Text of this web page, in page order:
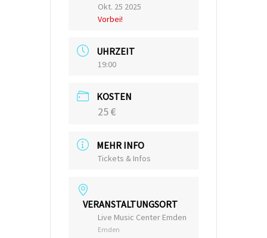
Okt. 25 2025
Vorbei!
UHRZEIT
19:00
KOSTEN
25 €
MEHR INFO
Tickets & Infos
VERANSTALTUNGSORT
Live Music Center Emden
Emden